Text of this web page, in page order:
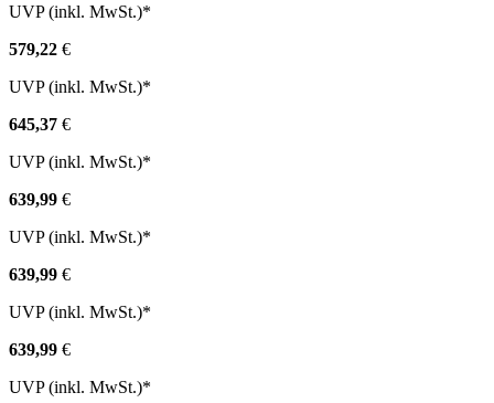
UVP (inkl. MwSt.)*
579,22 €
UVP (inkl. MwSt.)*
645,37 €
UVP (inkl. MwSt.)*
639,99 €
UVP (inkl. MwSt.)*
639,99 €
UVP (inkl. MwSt.)*
639,99 €
UVP (inkl. MwSt.)*